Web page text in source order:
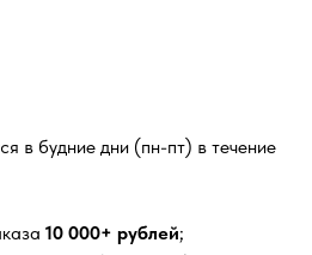
в будние дни (пн-пт) в течение
10 000+ рублей;